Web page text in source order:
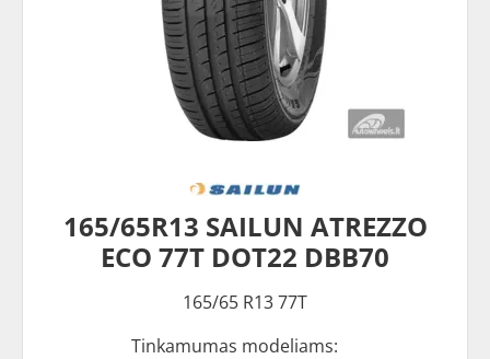
165/65R13 SAILUN ATREZZO
ECO 77T DOT22 DBB70
165/65 R13 77T
Tinkamumas modeliams: